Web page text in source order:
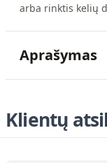
arba rinktis kelių
Aprašymas
Klientų